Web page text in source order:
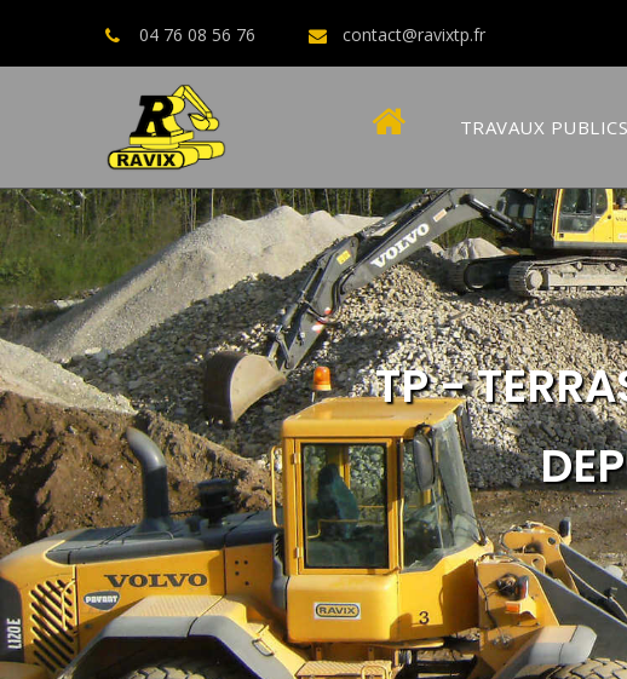
04 76 08 56 76 contact@ravixtp.fr
TRAVAUX PUBLICS
TP -